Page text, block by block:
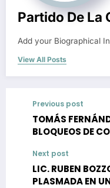
Partido De La
Add your Biographical
View All Posts
Previous post
TOMÁS
BLOQUEOS DE
Next post
LIC. RUBEN
PLASMADA EN